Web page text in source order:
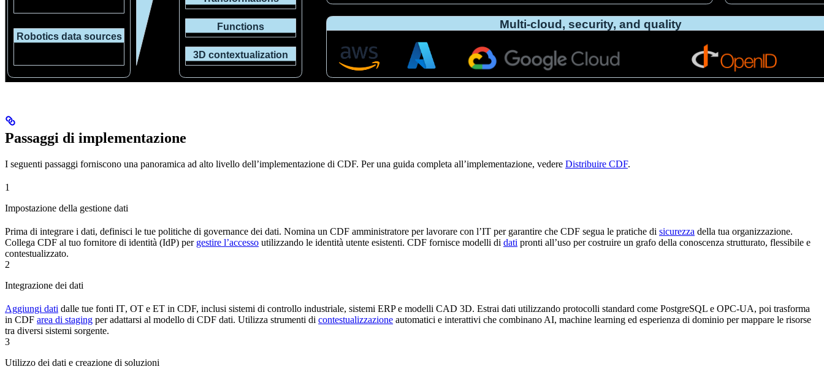
Passaggi di implementazione
I seguenti passaggi forniscono una panoramica ad alto livello dell’implementazione di CDF. Per una guida completa all’implementazione, vedere Distribuire CDF.
1
Impostazione della gestione dati
Prima di integrare i dati, definisci le tue politiche di governance dei dati. Nomina un CDF amministratore per lavorare con l’IT per garantire che CDF segua le pratiche di sicurezza della tua organizzazione.
Collega CDF al tuo fornitore di identità (IdP) per gestire l’accesso utilizzando le identità utente esistenti. CDF fornisce modelli di dati pronti all’uso per costruire un grafo della conoscenza strutturato, flessibile e
contestualizzato.
2
Integrazione dei dati
Aggiungi dati dalle tue fonti IT, OT e ET in CDF, inclusi sistemi di controllo industriale, sistemi ERP e modelli CAD 3D. Estrai dati utilizzando protocolli standard come PostgreSQL e OPC-UA, poi trasforma
in CDF area di staging per adattarsi al modello di CDF dati. Utilizza strumenti di contestualizzazione automatici e interattivi che combinano AI, machine learning ed esperienza di dominio per mappare le risorse
tra diversi sistemi sorgente.
3
Utilizzo dei dati e creazione di soluzioni